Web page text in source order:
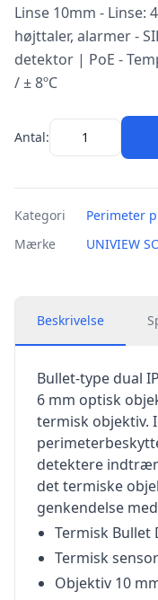
Linse 10mm - Linse:
højttaler, alarmer -
detektor | PoE -
/ ± 8ºC
Antal:
Kategori
Perimeter
Mærke
UNIVIEW
Beskrivelse
Bullet-type dual
6 mm optisk
termisk objektiv.
detektere
det termiske
genkendelse
Termisk Bullet
Termisk
Objektiv 10